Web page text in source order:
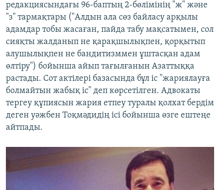
редакциясындағы 96-баптың 2-бөлімінің "ж" және
"з" тармақтары ("Алдын ала сөз байласу арқылы
адамдар тобы жасаған, пайда табу мақсатымен, сол
сияқты жалданып не қарақшылықпен, қорқытып
алушылықпен не бандитизммен ұштасқан адам
өлтіру") бойынша айып тағылғанын Азаттыққа
растады. Сот актілері базасында бұл іс "жариялауға
болмайтын жабық іс" деп көрсетілген. Адвокаты
тергеу құпиясын жария етпеу туралы қолхат бердім
деген уәжбен Тоқмәдидің ісі бойынша өзге ештеңе
айтпады.